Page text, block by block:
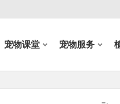
宠物课堂 宠物服务